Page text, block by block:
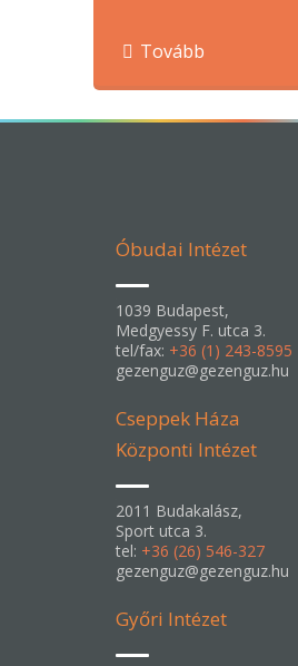
Tovább
Óbudai Intézet
1039 Budapest,
Medgyessy F. utca 3.
tel/fax: +36 (1) 243-8595
gezenguz@gezenguz.hu
Cseppek Háza
Központi Intézet
2011 Budakalász,
Sport utca 3.
tel: +36 (26) 546-327
gezenguz@gezenguz.hu
Győri Intézet